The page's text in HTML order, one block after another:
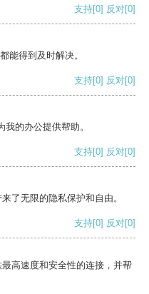
支持[0] 反对[0]
能得到及时解决。
支持[0] 反对[0]
的办公提供帮助。
支持[0] 反对[0]
了无限的隐私保护和自由。
支持[0] 反对[0]
高速度和安全性的连接，并帮